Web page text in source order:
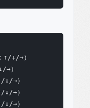
↑/↓/→）
→）
↓/→）
↓/→）
↓/→）